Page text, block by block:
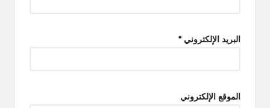
البريد الإلكتروني *
الموقع الإلكتروني